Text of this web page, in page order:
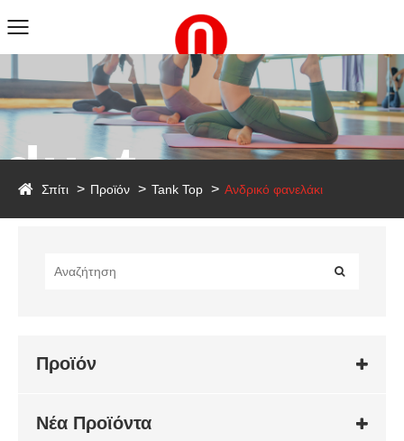
Σπίτι Προϊόν Tank Top Ανδρικό φανελάκι
Προϊόν
Νέα Προϊόντα